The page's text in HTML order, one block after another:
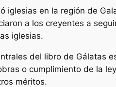
iglesias en la región de
a los creyentes a
iglesias.
del libro de Gálatas
o cumplimiento de la
méritos.